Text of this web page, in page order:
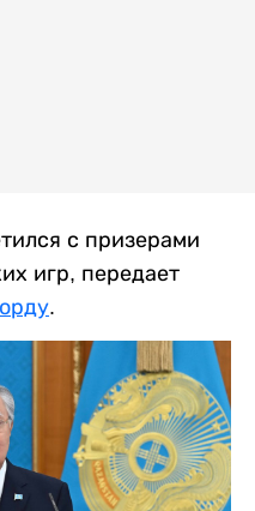
с призерами
игр, передает
.